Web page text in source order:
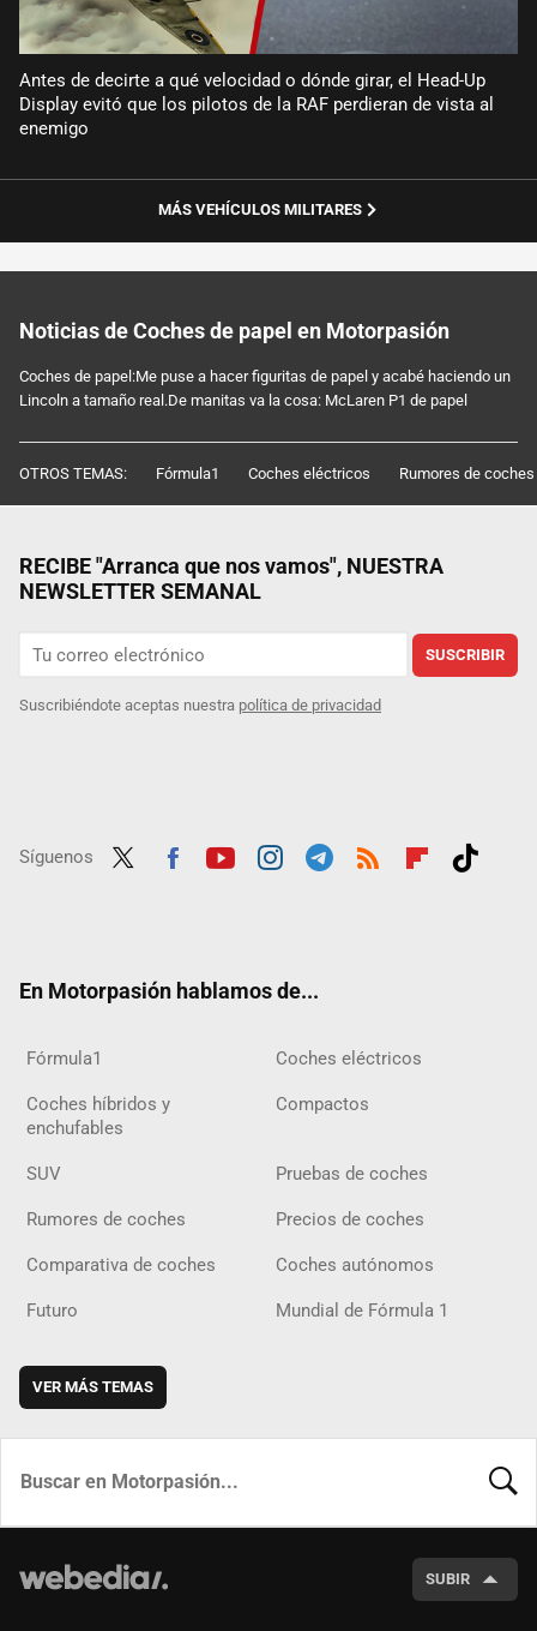
Antes de decirte a qué velocidad o dónde girar, el Head-Up
Display evitó que los pilotos de la RAF perdieran de vista al
enemigo
MÁS VEHÍCULOS MILITARES
Noticias de Coches de papel en Motorpasión
Coches de papel:Me puse a hacer figuritas de papel y acabé haciendo un
Lincoln a tamaño real.De manitas va la cosa: McLaren P1 de papel
OTROS TEMAS: Fórmula1 Coches eléctricos Rumores de coches
RECIBE "Arranca que nos vamos", NUESTRA
NEWSLETTER SEMANAL
SUSCRIBIR
Suscribiéndote aceptas nuestra política de privacidad
Síguenos
En Motorpasión hablamos de...
Fórmula1 Coches eléctricos
Coches híbridos y
enchufables
Compactos
SUV Pruebas de coches
Rumores de coches Precios de coches
Comparativa de coches Coches autónomos
Futuro Mundial de Fórmula 1
VER MÁS TEMAS
SUBIR